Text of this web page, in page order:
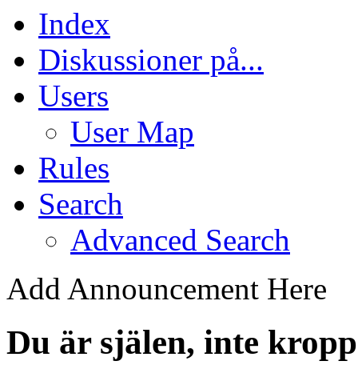
Index
Diskussioner på...
Users
User Map
Rules
Search
Advanced Search
Add Announcement Here
Du är själen, inte